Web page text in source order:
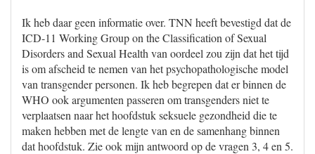
Ik heb daar geen informatie over. TNN heeft bevestigd dat de
ICD-11 Working Group on the Classification of Sexual
Disorders and Sexual Health van oordeel zou zijn dat het tijd
is om afscheid te nemen van het psychopathologische model
van transgender personen. Ik heb begrepen dat er binnen de
WHO ook argumenten passeren om transgenders niet te
verplaatsen naar het hoofdstuk seksuele gezondheid die te
maken hebben met de lengte van en de samenhang binnen
dat hoofdstuk. Zie ook mijn antwoord op de vragen 3, 4 en 5.